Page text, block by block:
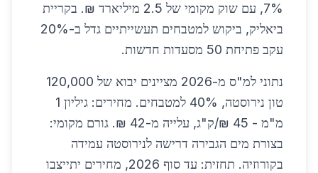
7%, עם שוק מקומי של 2.5 מיליארד ₪. בקריית
ביאליק, ביקוש למטבחים תעשייתיים גדל ב-20%
עקב פתיחת 50 מסעדות חדשות.
נתוני למ"ס מ-2026 מציינים יבוא של 120,000
טון נירוסטה, 40% למטבחים. מחירים: גיליון 1
מ"מ - 45 ₪/ק"ג, עלייה מ-42 ₪. גורם מקומי:
בצורת מים הגבירה דרישה לנירוסטה עמידה
בקורוזיה. תחזית: עד סוף 2026, מחירים יתייצבו